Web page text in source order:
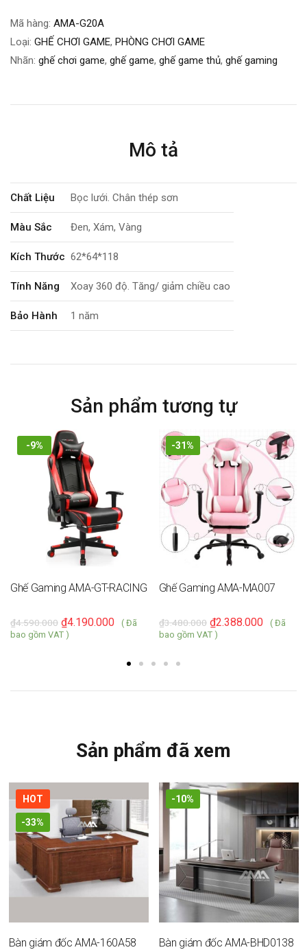
Mã hàng: AMA-G20A
Loại: GHẾ CHƠI GAME, PHÒNG CHƠI GAME
Nhãn: ghế chơi game, ghế game, ghế game thủ, ghế gaming
Mô tả
Chất Liệu Bọc lưới. Chân thép sơn
Màu Sắc Đen, Xám, Vàng
Kích Thước 62*64*118
Tính Năng Xoay 360 độ. Tăng/ giảm chiều cao
Bảo Hành 1 năm
Sản phẩm tương tự
-9%
Ghế Gaming AMA-GT-RACING
4.590.000
₫ 4.190.000
₫
( Đã
bao gồm VAT )
-31%
Ghế Gaming AMA-MA007
3.480.000
₫ 2.388.000
₫
( Đã
bao gồm VAT )
Sản phẩm đã xem
HOT
-33%
Bàn giám đốc AMA-160A58
-10%
Bàn giám đốc AMA-BHD0138